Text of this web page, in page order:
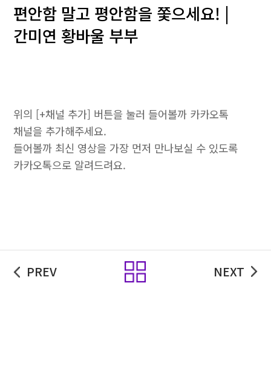
편안함 말고 평안함을 쫓으세요! |
간미연 황바울 부부
위의 [+채널 추가] 버튼을 눌러 들어볼까 카카오톡
채널을 추가해주세요.
들어볼까 최신 영상을 가장 먼저 만나보실 수 있도록
카카오톡으로 알려드려요.
PREV 목록 NEXT